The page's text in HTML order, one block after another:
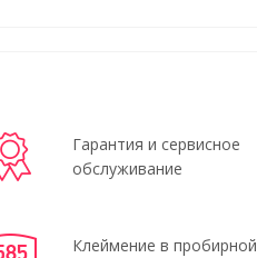
Гарантия и сервисное
обслуживание
Клеймение в пробирной